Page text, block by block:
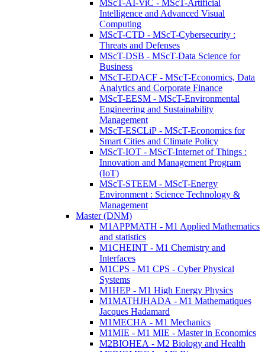
MScT-AI-ViC - MScT-Artificial
Intelligence and Advanced Visual
Computing
MScT-CTD - MScT-Cybersecurity :
Threats and Defenses
MScT-DSB - MScT-Data Science for
Business
MScT-EDACF - MScT-Economics, Data
Analytics and Corporate Finance
MScT-EESM - MScT-Environmental
Engineering and Sustainability
Management
MScT-ESCLiP - MScT-Economics for
Smart Cities and Climate Policy
MScT-IOT - MScT-Internet of Things :
Innovation and Management Program
(IoT)
MScT-STEEM - MScT-Energy
Environment : Science Technology &
Management
Master (DNM)
M1APPMATH - M1 Applied Mathematics
and statistics
M1CHEINT - M1 Chemistry and
Interfaces
M1CPS - M1 CPS - Cyber Physical
Systems
M1HEP - M1 High Energy Physics
M1MATHJHADA - M1 Mathematiques
Jacques Hadamard
M1MECHA - M1 Mechanics
M1MIE - M1 MIE - Master in Economics
M2BIOHEA - M2 Biology and Health